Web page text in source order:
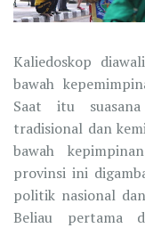
Kaliedoskop
bawah
Saat itu
tradisional dan
bawah
provinsi ini
politik nasional
Beliau pertama